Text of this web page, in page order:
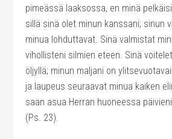
pimeässä laaksossa, en minä
sillä sinä olet minun kanssani; sinun
minua lohduttavat. Sinä valmistat
vihollisteni silmien eteen. Sinä
öljyllä; minun maljani on
ja laupeus seuraavat minua kaiken
saan asua Herran huoneessa
(Ps. 23).